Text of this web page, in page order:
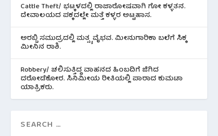
Cattle Theft/ ಭಟ್ಕಳದಲ್ಲಿ ರಾಜಾರೋಷವಾಗಿ ಗೋ ಕಳ್ಳತನ.
ದೇವಾಲಯದ ಪಕ್ಕದಲ್ಲೇ ಮತ್ತೆ ಕಳ್ಳರ ಅಟ್ಟಹಾಸ.
ಅರಬ್ಬಿ ಸಮುದ್ರದಲ್ಲಿ ಮತ್ಸ್ಯ ವೈಭವ. ಮೀನುಗಾರಿಕಾ ಬಲೆಗೆ ಸಿಕ್ಕ
ಮೀನಿನ‌ ರಾಶಿ.
Robbery/ ಚಲಿಸುತ್ತಿದ್ದ ವಾಹನದ ಹಿಂಬದಿಗೆ ಜಿಗಿದ
ದರೋಡೆಕೋರ. ಸಿನಿಮೀಯ ರೀತಿಯಲ್ಲಿ ಪಾರಾದ ಕುಮಟಾ
ಯಾತ್ರಿಕರು.